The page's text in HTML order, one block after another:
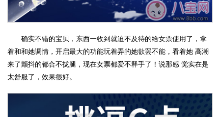
确实不错的宝贝，东西一收到就迫不及待的给女票使用了，拿
着和和她调情，开启最大的功能玩着弄的她欲罢不能，看着她 高潮
来了颤抖的都合不拢腿，现在女票都爱不释手了！说那感 觉实在是
太舒服了，效果很好。